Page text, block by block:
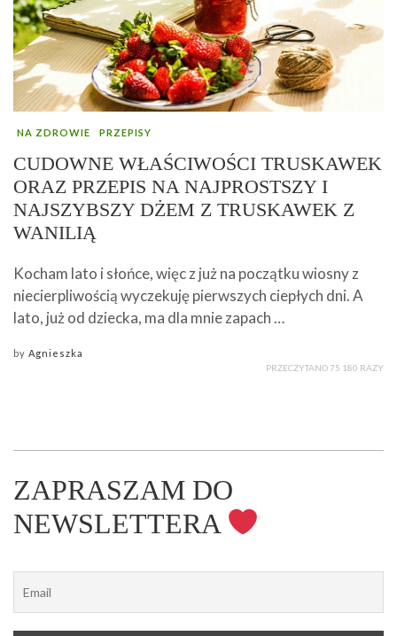
NA ZDROWIE PRZEPISY
CUDOWNE WŁAŚCIWOŚCI TRUSKAWEK
ORAZ PRZEPIS NA NAJPROSTSZY I
NAJSZYBSZY DŻEM Z TRUSKAWEK Z
WANILIĄ
Kocham lato i słońce, więc z już na początku wiosny z
niecierpliwością wyczekuję pierwszych ciepłych dni. A
lato, już od dziecka, ma dla mnie zapach …
by Agnieszka
PRZECZYTANO 75 180 RAZY
ZAPRASZAM DO
NEWSLETTERA